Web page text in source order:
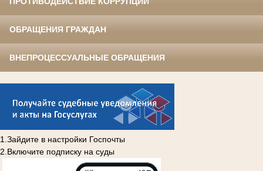
ОБРАЩЕНИЯ ГРАЖДАН
ВНЕПРОЦЕССУАЛЬНЫЕ ОБРАЩЕНИЯ
1.Зайдите в настройки Госпочты
2.Включите подписку на суды